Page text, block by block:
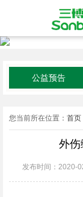
公益预告
您当前所在位置： 首页
外伤
发布时间：2020-